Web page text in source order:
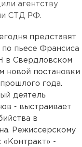
агентству
СТД РФ.
представят
пьесе Франсиса
в Свердловском
новой постановки
года.
деятель
- выстраивает
в
Режиссерскому
«Контракт» -